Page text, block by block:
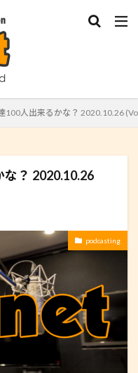
100人出来るかな？ 2020.10.26
？ 2020.10.26
podcasting